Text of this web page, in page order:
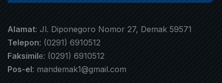
Alamat: Jl. Diponegoro Nomor 27, Demak 59571
Telepon: (0291) 6910512
Faksimile: (0291) 6910512
Pos-el: mandemak1@gmail.com